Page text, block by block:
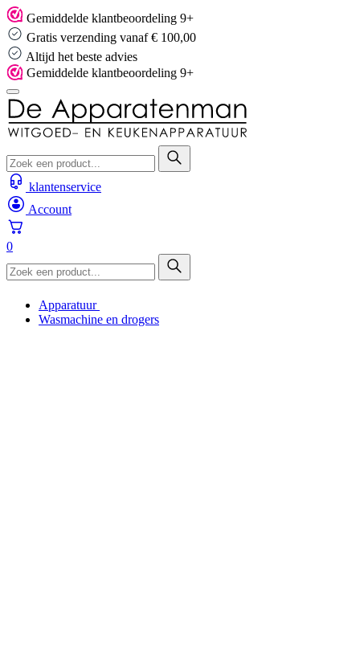
Skip
to
content
Gemiddelde klantbeoordeling 9+
Gratis verzending vanaf € 100,00
Altijd het beste advies
Gemiddelde klantbeoordeling 9+
klantenservice
Account
0
Apparatuur
Wasmachine en drogers